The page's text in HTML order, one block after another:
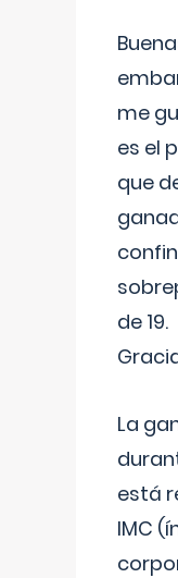
me
es el
que
de 19.
La
está
IMC